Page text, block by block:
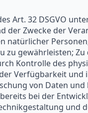
Art. 32 DSGVO
der Zwecke der
natürlicher
zu gewährleisten;
Kontrolle des
Verfügbarkeit
von Daten
bei der
und